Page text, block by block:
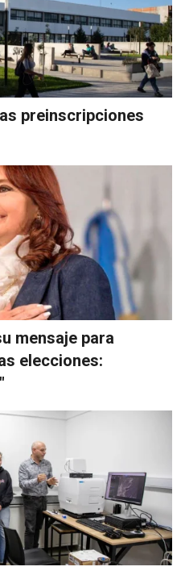
preinscripciones
mensaje para
elecciones: